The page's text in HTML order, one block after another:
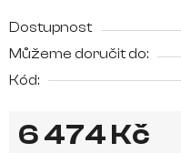
Dostupnost
Můžeme doručit do:
Kód:
6 474 Kč